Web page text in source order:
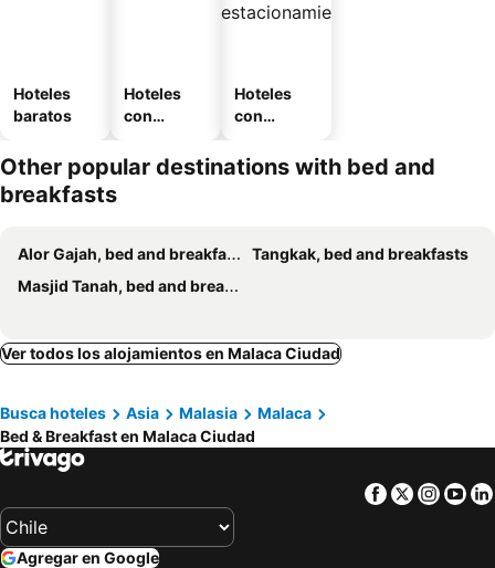
Hoteles
baratos
Hoteles
con
Hoteles
con
miento
Other popular destinations with bed and
breakfasts
Alor Gajah, bed and breakfasts
Tangkak, bed and breakfasts
Masjid Tanah, bed and breakfasts
Ver todos los alojamientos en Malaca Ciudad
Busca hoteles Asia Malasia
Malaca
Bed & Breakfast en Malaca Ciudad
Facebook
Twitter
Agregar en Google